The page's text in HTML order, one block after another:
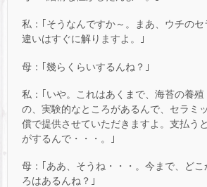
私：｢そうなんですか～。まあ、ウチのセ
違いはすぐに解りますよ。｣
母：｢幾らくらいするんね？｣
私：｢いや。これはあくまで、海苔の養殖
の、実験的なところがあるんで、セラミ
償で提供させていただきますよ。支払う
がするんで・・・。｣
母：｢ああ、そうね・・・。今まで、どこ
ろはあるんね？｣